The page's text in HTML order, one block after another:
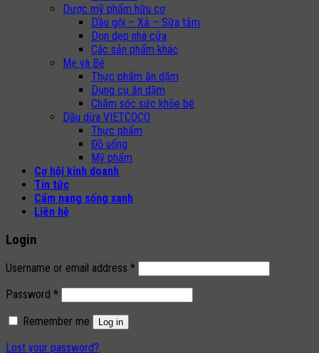
Dược mỹ phẩm hữu cơ
Dầu gội – Xả – Sữa tắm
Dọn dẹp nhà cửa
Các sản phẩm khác
Mẹ và Bé
Thực phẩm ăn dặm
Dụng cụ ăn dặm
Chăm sóc sức khỏe bé
Dầu dừa VIETCOCO
Thực phẩm
Đồ uống
Mỹ phẩm
Cơ hội kinh doanh
Tin tức
Cẩm nang sống xanh
Liên hệ
Login
Username or email address *
Password *
Remember me
Log in
Lost your password?